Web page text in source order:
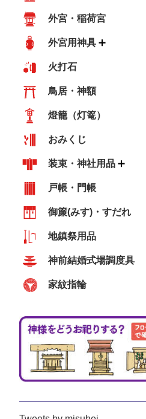
外宮・稲荷宮
外宮用神具
火打石
鳥居・神額
燈籠（灯篭）
おみくじ
装束・神社用品
戸帳・門帳
御簾(みす)・すだれ
地鎮祭用品
神前結婚式場調度具
家紋指輪